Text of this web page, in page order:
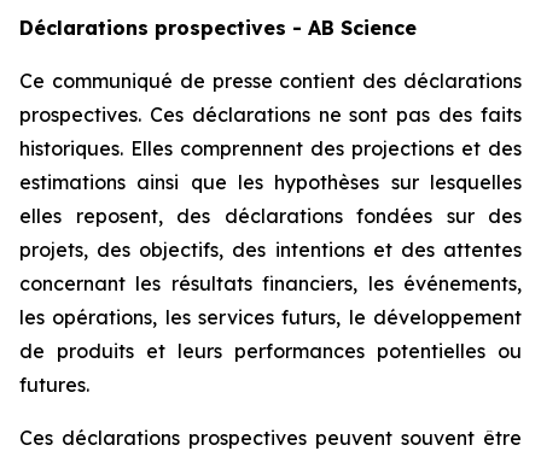
Déclarations prospectives - AB Science
Ce communiqué de presse contient des déclarations
prospectives. Ces déclarations ne sont pas des faits
historiques. Elles comprennent des projections et des
estimations ainsi que les hypothèses sur lesquelles
elles reposent, des déclarations fondées sur des
projets, des objectifs, des intentions et des attentes
concernant les résultats financiers, les événements,
les opérations, les services futurs, le développement
de produits et leurs performances potentielles ou
futures.
Ces déclarations prospectives peuvent souvent être